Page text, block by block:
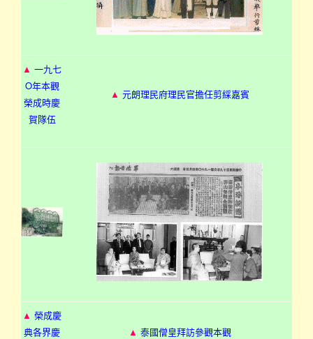
▲ 一九七
O年本觀
榮成時慶
賀隊伍
▲ 元朗理民府理民官擔任剪綵嘉賓
▲ 榮成慶
典各界慶
▲ 泰國僧皇拜訪參觀本觀